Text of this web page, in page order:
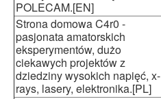
POLECAM.[EN]
Strona domowa C4r0 -
pasjonata amatorskich
eksperymentów, dużo
ciekawych projektów z
dziedziny wysokich napięć, x-
rays, lasery, elektronika.[PL]